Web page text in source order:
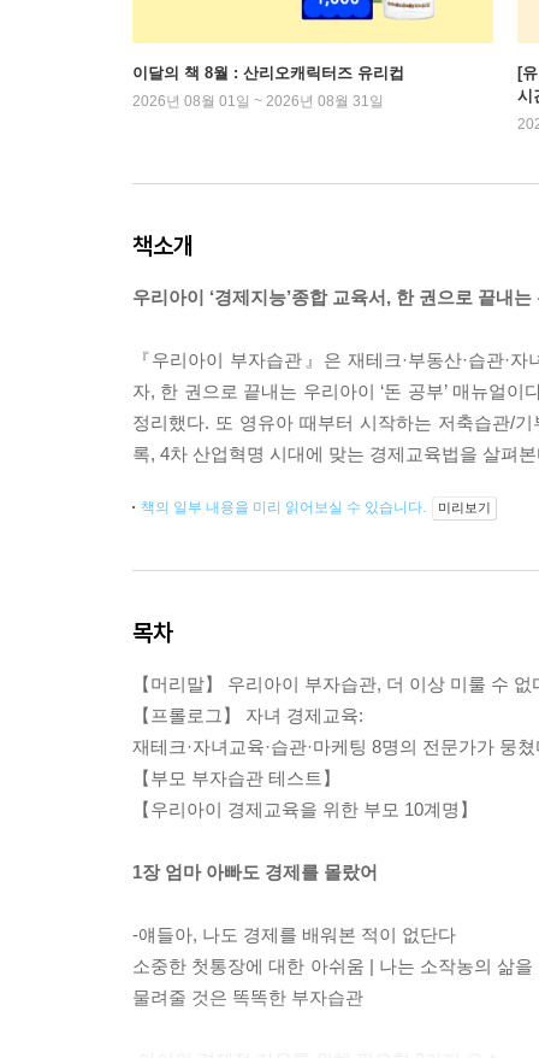
이달의 책 8월 : 산리오캐릭터즈 유리컵
2026년 08월 01일 ~ 2026년 08월 31일
[
시
책소개
우리아이 ‘경제지능’종합 교육서, 한 권으로 끝내는
『우리아이 부자습관』은 재테크·부동산·습관·
자, 한 권으로 끝내는 우리아이 ‘돈 공부’ 매뉴얼
정리했다. 또 영유아 때부터 시작하는 저축습관/
록, 4차 산업혁명 시대에 맞는 경제교육법을 살펴
책의 일부 내용을 미리 읽어보실 수 있습니다. 미리보기
목차
【머리말】 우리아이 부자습관, 더 이상 미룰 수 없
【프롤로그】 자녀 경제교육:
재테크·자녀교육·습관·마케팅 8명의 전문가가 뭉
【부모 부자습관 테스트】
【우리아이 경제교육을 위한 부모 10계명】
1장 엄마 아빠도 경제를 몰랐어
-얘들아, 나도 경제를 배워본 적이 없단다
소중한 첫통장에 대한 아쉬움 | 나는 소작농의 삶
물려줄 것은 똑똑한 부자습관